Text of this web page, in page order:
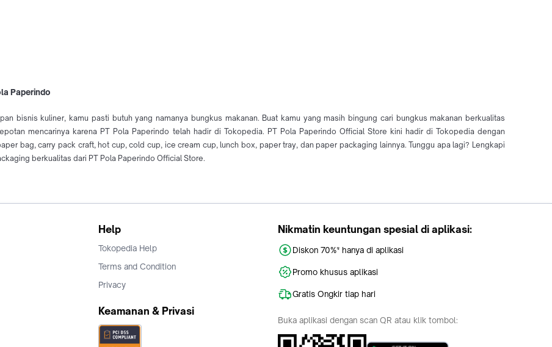
Paperindo
bisnis kuliner, kamu pasti butuh yang namanya bungkus makanan. Buat kamu yang masih bingung cari bungkus makanan berkualitas
mencarinya karena PT Pola Paperindo telah hadir di Tokopedia. PT Pola Paperindo Official Store kini hadir di Tokopedia dengan
bag, carry pack craft, hot cup, cold cup, ice cream cup, lunch box, paper tray, dan paper packaging lainnya. Tunggu apa lagi? Lengkapi
berkualitas dari PT Pola Paperindo Official Store.
Help
Tokopedia Help
Terms and Condition
Privacy
Keamanan & Privasi
Nikmatin keuntungan spesial di aplikasi:
Diskon 70%* hanya di aplikasi
Promo khusus aplikasi
Gratis Ongkir tiap hari
Buka aplikasi dengan scan QR atau klik tombol: